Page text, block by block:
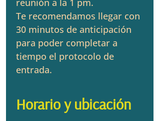
reunión a la 1 pm.
Te recomendamos llegar con
30 minutos de anticipación
para poder completar a
tiempo el protocolo de
entrada.
Horario y ubicación